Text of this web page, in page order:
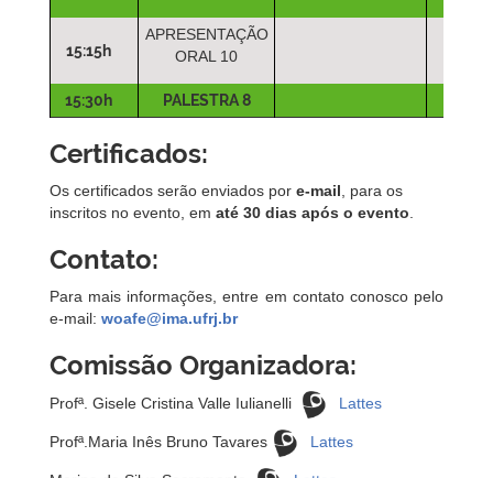
15:15h
APRESENTAÇÃO
ORAL 10
15:30h PALESTRA 8
Certificados:
Os certificados serão enviados por e-mail , para os
inscritos no evento, em até 30 dias após o evento
Contato:
Para mais informações, entre em contato conosco pelo
e-mail: woafe@ima.ufrj.br
Comissão Organizadora:
Profª. Gisele Cristina Valle Iulianelli Lattes
Profª.Maria Inês Bruno Tavares Lattes